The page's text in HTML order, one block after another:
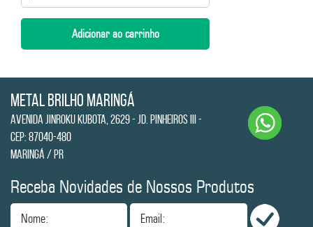
Metal Brilho Maringá
Avenida Jinroku Kubota, 2629 - Jd. Pinheiros III -
CEP: 87040-480
Maringá / PR
Receba Novidades de Nossos Produtos
Nome: Email: